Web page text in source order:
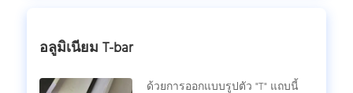
อลูมิเนียม T-bar
ด้วยการออกแบบรูปตัว "T" แถบนี้